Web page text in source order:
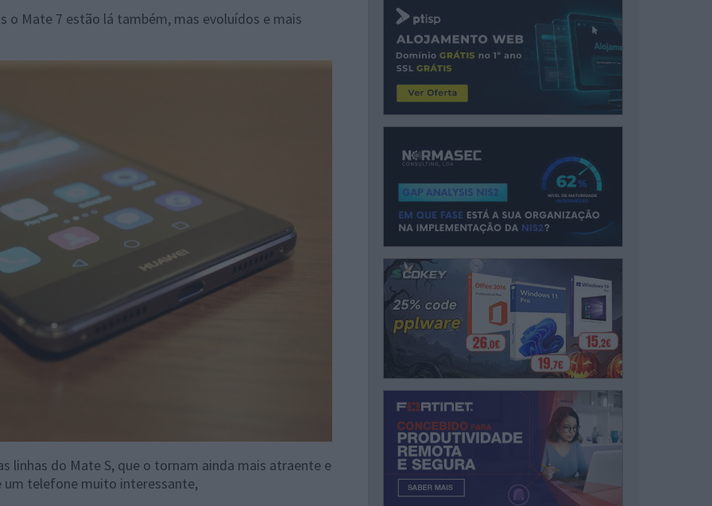
Mate 7 estão lá também, mas evoluídos e mais
linhas do Mate S, que o tornam ainda mais atraente e
um telefone muito interessante,